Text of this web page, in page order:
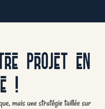
PROJET EN
!
mais une stratégie taillée sur